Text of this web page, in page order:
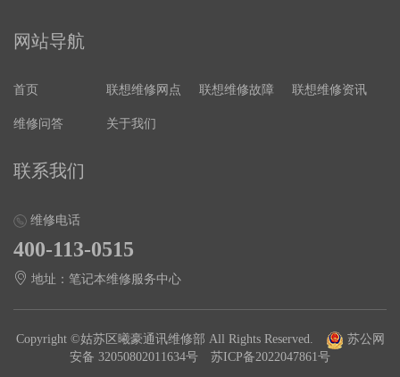
网站导航
首页 联想维修网点 联想维修故障 联想维修资讯
维修问答 关于我们
联系我们
维修电话
400-113-0515
地址：笔记本维修服务中心
Copyright ©姑苏区曦豪通讯维修部 All Rights Reserved.
苏公网
安备 32050802011634号
苏ICP备2022047861号